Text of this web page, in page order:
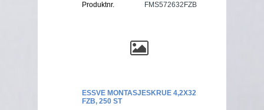
Produktnr. FMS572632FZB
ESSVE MONTASJESKRUE 4,2X32
FZB, 250 ST